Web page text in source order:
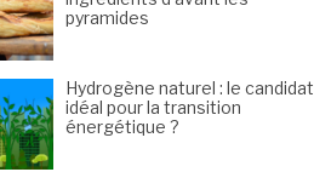
pyramides
Hydrogène naturel : le candidat
idéal pour la transition
énergétique ?